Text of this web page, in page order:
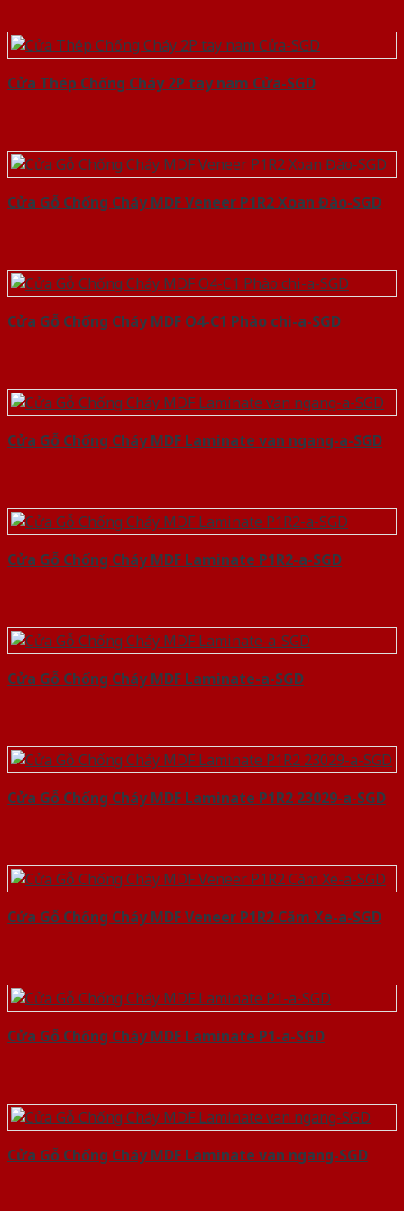
Cửa Thép Chống Cháy 2P tay nam Cửa-SGD
Cửa Gỗ Chống Cháy MDF Veneer P1R2 Xoan Đào-SGD
Cửa Gỗ Chống Cháy MDF O4-C1 Phào chi-a-SGD
Cửa Gỗ Chống Cháy MDF Laminate van ngang-a-SGD
Cửa Gỗ Chống Cháy MDF Laminate P1R2-a-SGD
Cửa Gỗ Chống Cháy MDF Laminate-a-SGD
Cửa Gỗ Chống Cháy MDF Laminate P1R2 23029-a-SGD
Cửa Gỗ Chống Cháy MDF Veneer P1R2 Căm Xe-a-SGD
Cửa Gỗ Chống Cháy MDF Laminate P1-a-SGD
Cửa Gỗ Chống Cháy MDF Laminate van ngang-SGD